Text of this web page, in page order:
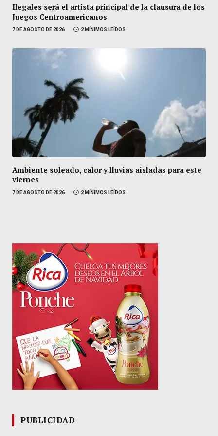
Ilegales será el artista principal de la clausura de los
Juegos Centroamericanos
7 DE AGOSTO DE 2026 2 MÍNIMOS LEÍDOS
Ambiente soleado, calor y lluvias aisladas para este
viernes
7 DE AGOSTO DE 2026 2 MÍNIMOS LEÍDOS
PUBLICIDAD